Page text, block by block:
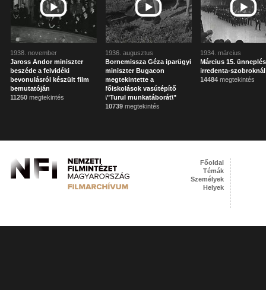
1938. november
Jaross Andor miniszter
beszéde a felvidéki
bevonulásról készült film
bemutatóján
11250 megtekintés
1936. augusztus
Bornemissza Géza iparügyi
miniszter Bugacon
megtekintette a
főiskolások vasútépítő
\"Turul munkatáborát\"
10739 megtekintés
1934. március
Március 15.
irredenta-szobroknál
14484 megtekintés
Főoldal
Témák
Személyek
Helyek